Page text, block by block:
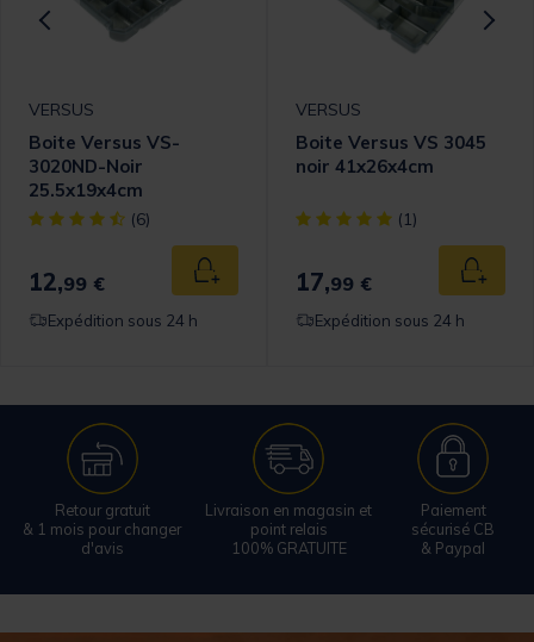
Rating
panier
VERSUS
Boite Versus VS-
3020ND-Noir
25.5x19x4cm
[object Object] out of 5 Customer Rating
(6)
12,99 € Ajouter au panier
Expédition sous 24 h
VERSUS
Boite Versus VS 3045
noir 41x26x4cm
[object Object] out of 5
(1)
17,99 €
Expédition sous 24 h
Retour gratuit
& 1 mois pour changer
d'avis
Livraison en magasin et
point relais
100% GRATUITE
Paiement
sécurisé CB
& Paypal